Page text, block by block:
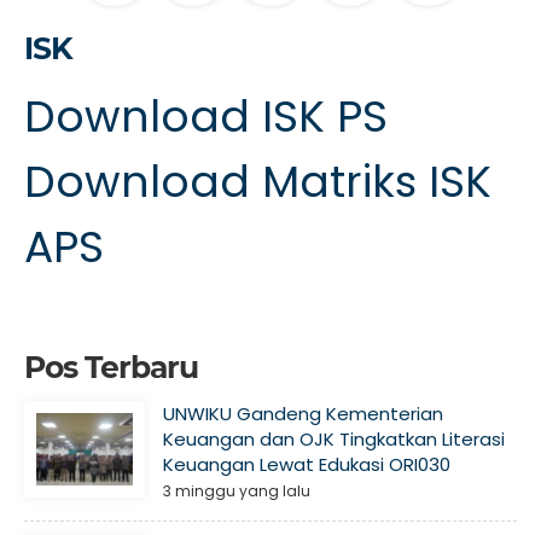
ISK
Download ISK PS
Download Matriks ISK
APS
Pos Terbaru
UNWIKU Gandeng Kementerian
Keuangan dan OJK Tingkatkan Literasi
Keuangan Lewat Edukasi ORI030
3 minggu yang lalu